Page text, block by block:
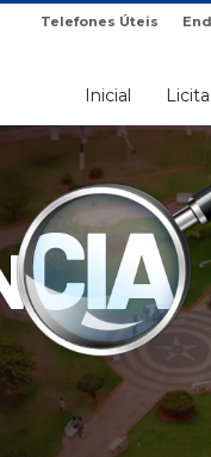
Telefones Úteis
Inicial